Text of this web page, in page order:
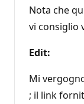
Nota che
vi consiglio
Edit:
Mi
; il link